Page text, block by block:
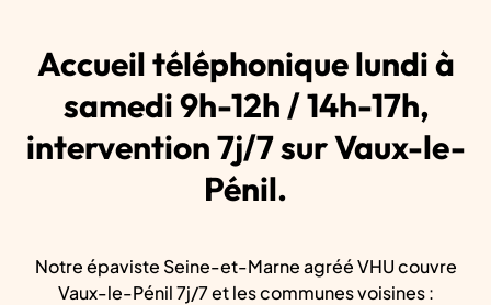
Accueil téléphonique lundi à
samedi 9h-12h / 14h-17h,
intervention 7j/7 sur Vaux-le-
Pénil.
Notre épaviste Seine-et-Marne agréé VHU couvre
Vaux-le-Pénil 7j/7 et les communes voisines :